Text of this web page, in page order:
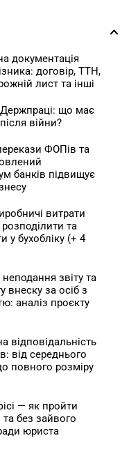
документація
договір, ТТН,
лист та інші
Держпраці: що має
війни?
ФОПів та
банків підвищує
витрати
та
у бухобліку (+ 4
звіту та
внеску за осіб з
аналіз проєкту
відповідальність
від середнього
повного розміру
— як пройти
без зайвого
юриста